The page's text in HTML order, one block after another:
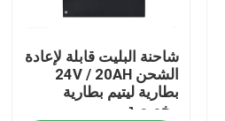
شاحنة البليت قابلة لإعادة
الشحن 24V / 20AH
بطارية ليتيم بطارية
مخصصة